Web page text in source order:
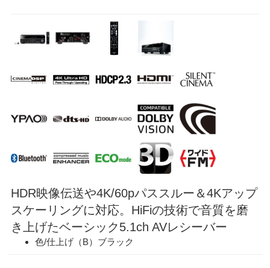
HDR映像伝送や4K/60pパススルー＆4Kアップ
スケーリングに対応。HiFiの技術で音質を磨
き上げたベーシック5.1ch AVレシーバー
色/仕上げ（B）ブラック